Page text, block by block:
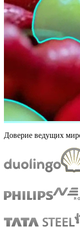
Доверие ведущих